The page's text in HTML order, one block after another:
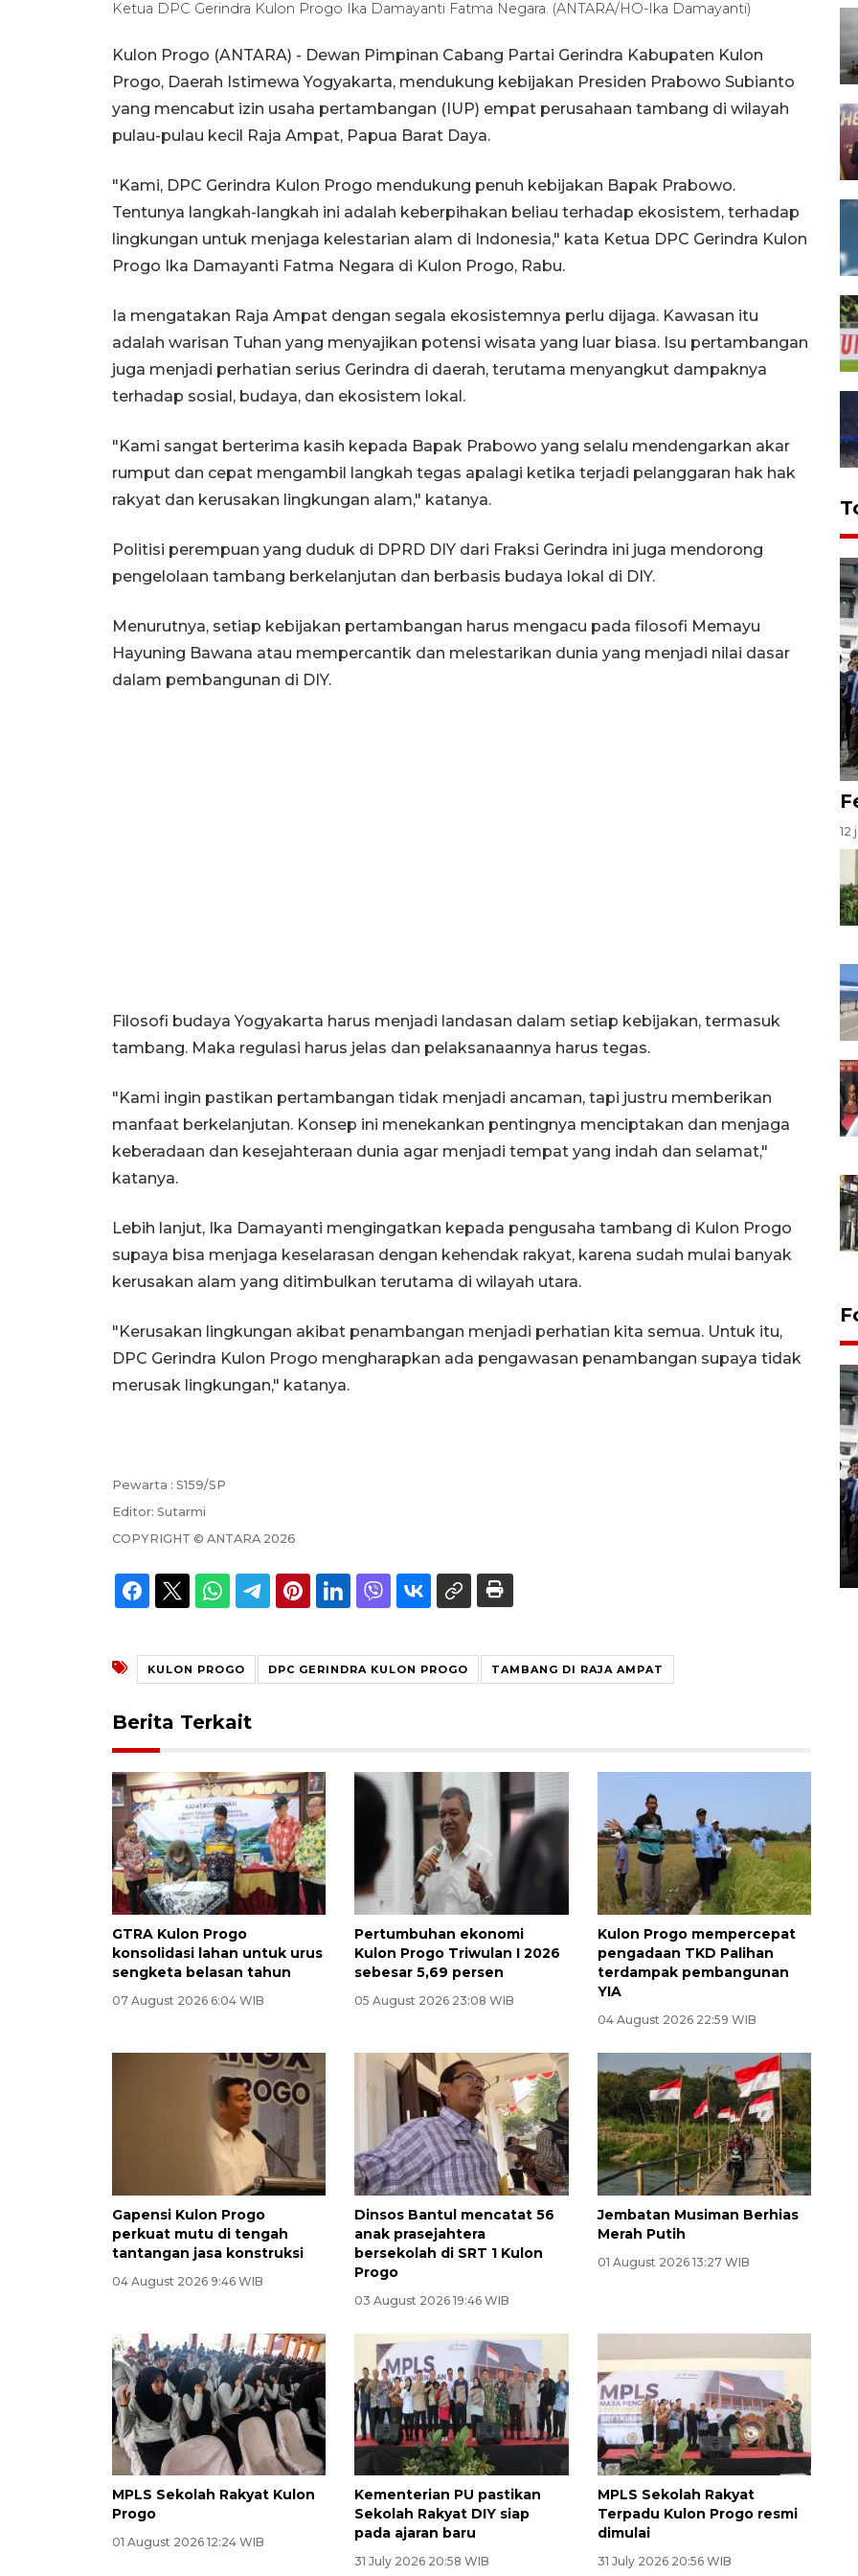
Ketua DPC Gerindra Kulon Progo Ika Damayanti Fatma Negara. (ANTARA/HO-Ika Damayanti)
Kulon Progo (ANTARA) - Dewan Pimpinan Cabang Partai Gerindra Kabupaten Kulon
Progo, Daerah Istimewa Yogyakarta, mendukung kebijakan Presiden Prabowo Subianto
yang mencabut izin usaha pertambangan (IUP) empat perusahaan tambang di wilayah
pulau-pulau kecil Raja Ampat, Papua Barat Daya.
"Kami, DPC Gerindra Kulon Progo mendukung penuh kebijakan Bapak Prabowo.
Tentunya langkah-langkah ini adalah keberpihakan beliau terhadap ekosistem, terhadap
lingkungan untuk menjaga kelestarian alam di Indonesia," kata Ketua DPC Gerindra Kulon
Progo Ika Damayanti Fatma Negara di Kulon Progo, Rabu.
Ia mengatakan Raja Ampat dengan segala ekosistemnya perlu dijaga. Kawasan itu
adalah warisan Tuhan yang menyajikan potensi wisata yang luar biasa. Isu pertambangan
juga menjadi perhatian serius Gerindra di daerah, terutama menyangkut dampaknya
terhadap sosial, budaya, dan ekosistem lokal.
"Kami sangat berterima kasih kepada Bapak Prabowo yang selalu mendengarkan akar
rumput dan cepat mengambil langkah tegas apalagi ketika terjadi pelanggaran hak hak
rakyat dan kerusakan lingkungan alam," katanya.
Politisi perempuan yang duduk di DPRD DIY dari Fraksi Gerindra ini juga mendorong
pengelolaan tambang berkelanjutan dan berbasis budaya lokal di DIY.
Menurutnya, setiap kebijakan pertambangan harus mengacu pada filosofi Memayu
Hayuning Bawana atau mempercantik dan melestarikan dunia yang menjadi nilai dasar
dalam pembangunan di DIY.
Filosofi budaya Yogyakarta harus menjadi landasan dalam setiap kebijakan, termasuk
tambang. Maka regulasi harus jelas dan pelaksanaannya harus tegas.
"Kami ingin pastikan pertambangan tidak menjadi ancaman, tapi justru memberikan
manfaat berkelanjutan. Konsep ini menekankan pentingnya menciptakan dan menjaga
keberadaan dan kesejahteraan dunia agar menjadi tempat yang indah dan selamat,"
katanya.
Lebih lanjut, Ika Damayanti mengingatkan kepada pengusaha tambang di Kulon Progo
supaya bisa menjaga keselarasan dengan kehendak rakyat, karena sudah mulai banyak
kerusakan alam yang ditimbulkan terutama di wilayah utara.
"Kerusakan lingkungan akibat penambangan menjadi perhatian kita semua. Untuk itu,
DPC Gerindra Kulon Progo mengharapkan ada pengawasan penambangan supaya tidak
merusak lingkungan," katanya.
Pewarta : S159/SP
Editor: Sutarmi
COPYRIGHT © ANTARA 2026
KULON PROGO DPC GERINDRA KULON PROGO TAMBANG DI RAJA AMPAT
Berita Terkait
GTRA Kulon Progo
konsolidasi lahan untuk urus
sengketa belasan tahun
07 August 2026 6:04 WIB
Pertumbuhan ekonomi
Kulon Progo Triwulan I 2026
sebesar 5,69 persen
05 August 2026 23:08 WIB
Kulon Progo mempercepat
pengadaan TKD Palihan
terdampak pembangunan
YIA
04 August 2026 22:59 WIB
Gapensi Kulon Progo
perkuat mutu di tengah
tantangan jasa konstruksi
04 August 2026 9:46 WIB
Dinsos Bantul mencatat 56
anak prasejahtera
bersekolah di SRT 1 Kulon
Progo
03 August 2026 19:46 WIB
Jembatan Musiman Berhias
Merah Putih
01 August 2026 13:27 WIB
MPLS Sekolah Rakyat Kulon
Progo
01 August 2026 12:24 WIB
Kementerian PU pastikan
Sekolah Rakyat DIY siap
pada ajaran baru
31 July 2026 20:58 WIB
MPLS Sekolah Rakyat
Terpadu Kulon Progo resmi
dimulai
31 July 2026 20:56 WIB
12